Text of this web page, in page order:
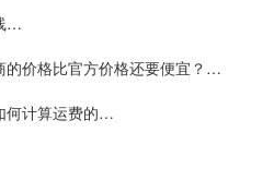
…
的价格比官方价格还要便宜？…
何计算运费的…